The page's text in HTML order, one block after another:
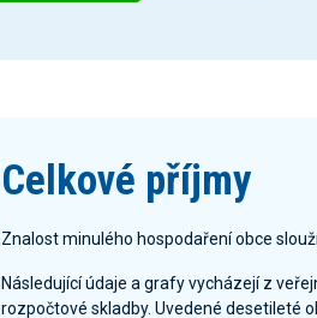
Celkové příjmy
Znalost minulého hospodaření obce
Následující údaje a grafy vycházejí z
rozpočtové skladby. Uvedené desetileté